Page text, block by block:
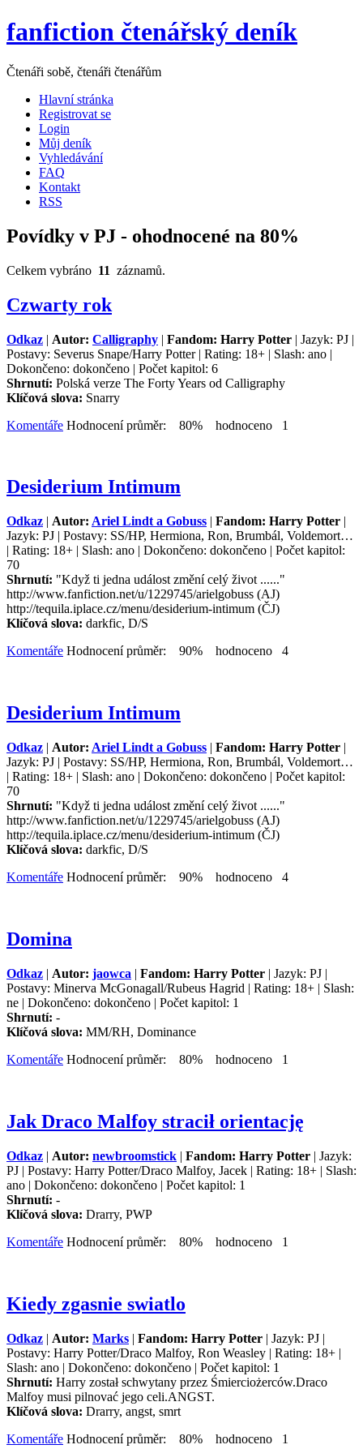
fanfiction čtenářský deník
Čtenáři sobě, čtenáři čtenářům
Hlavní stránka
Registrovat se
Login
Můj deník
Vyhledávání
FAQ
Kontakt
RSS
Povídky v PJ - ohodnocené na 80%
Celkem vybráno 11 záznamů.
Czwarty rok
Odkaz | Autor: Calligraphy | Fandom: Harry Potter | Jazyk: PJ |
Postavy: Severus Snape/Harry Potter | Rating: 18+ | Slash: ano |
Dokončeno: dokončeno | Počet kapitol: 6
Shrnutí: Polská verze The Forty Years od Calligraphy
Klíčová slova: Snarry
Komentáře Hodnocení průměr: 80% hodnoceno 1
Desiderium Intimum
Odkaz | Autor: Ariel Lindt a Gobuss | Fandom: Harry Potter |
Jazyk: PJ | Postavy: SS/HP, Hermiona, Ron, Brumbál, Voldemort…
| Rating: 18+ | Slash: ano | Dokončeno: dokončeno | Počet kapitol:
70
Shrnutí: "Když ti jedna událost změní celý život ......"
http://www.fanfiction.net/u/1229745/arielgobuss (AJ)
http://tequila.iplace.cz/menu/desiderium-intimum (ČJ)
Klíčová slova: darkfic, D/S
Komentáře Hodnocení průměr: 90% hodnoceno 4
Desiderium Intimum
Odkaz | Autor: Ariel Lindt a Gobuss | Fandom: Harry Potter |
Jazyk: PJ | Postavy: SS/HP, Hermiona, Ron, Brumbál, Voldemort…
| Rating: 18+ | Slash: ano | Dokončeno: dokončeno | Počet kapitol:
70
Shrnutí: "Když ti jedna událost změní celý život ......"
http://www.fanfiction.net/u/1229745/arielgobuss (AJ)
http://tequila.iplace.cz/menu/desiderium-intimum (ČJ)
Klíčová slova: darkfic, D/S
Komentáře Hodnocení průměr: 90% hodnoceno 4
Domina
Odkaz | Autor: jaowca | Fandom: Harry Potter | Jazyk: PJ |
Postavy: Minerva McGonagall/Rubeus Hagrid | Rating: 18+ | Slash:
ne | Dokončeno: dokončeno | Počet kapitol: 1
Shrnutí: -
Klíčová slova: MM/RH, Dominance
Komentáře Hodnocení průměr: 80% hodnoceno 1
Jak Draco Malfoy stracił orientację
Odkaz | Autor: newbroomstick | Fandom: Harry Potter | Jazyk:
PJ | Postavy: Harry Potter/Draco Malfoy, Jacek | Rating: 18+ | Slash:
ano | Dokončeno: dokončeno | Počet kapitol: 1
Shrnutí: -
Klíčová slova: Drarry, PWP
Komentáře Hodnocení průměr: 80% hodnoceno 1
Kiedy zgasnie swiatlo
Odkaz | Autor: Marks | Fandom: Harry Potter | Jazyk: PJ |
Postavy: Harry Potter/Draco Malfoy, Ron Weasley | Rating: 18+ |
Slash: ano | Dokončeno: dokončeno | Počet kapitol: 1
Shrnutí: Harry został schwytany przez Śmierciożerców.Draco
Malfoy musi pilnovać jego celi.ANGST.
Klíčová slova: Drarry, angst, smrt
Komentáře Hodnocení průměr: 80% hodnoceno 1